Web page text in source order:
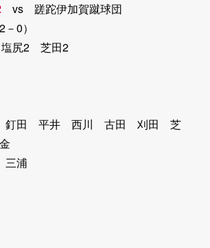
vs 蹉跎伊加賀蹴球団
0）
尻2 芝田2
釘田 平井 西川 古田 刈田 芝
浦